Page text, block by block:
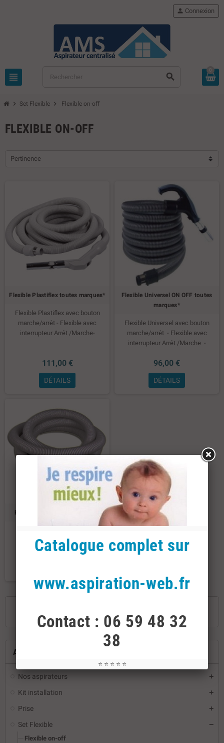
view_headline search
person Connexion
chevron_right Set Flexible chevron_right Flexible on-off
ACCUEIL
Nos aspirateurs
Kit installation
Prise
Set Flexible
Flexible on-off
FLEXIBLE ON-OFF
Pertinence
Flexible Plastiflex toutes marques*
Flexible Plastiflex avec bouton
marche/arrêt - Flexible avec
interrupteur Arrêt /Marche-
111,00 €
DÉTAILS
Flexible Universel ON OFF toutes
marques*
Flexible Universel avec bouton
marche/arrêt - Flexible avec
interrupteur Arrêt /Marche -
/ 15m
96,00 €
DÉTAILS
59,90 €
Catalogue complet sur
www.aspiration-web.fr
Contact : 06 59 48 32
38
⭐ ⭐ ⭐ ⭐ ⭐